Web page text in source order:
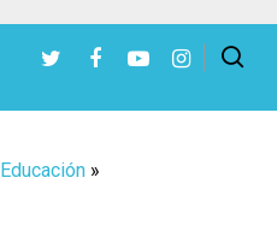
Educación »